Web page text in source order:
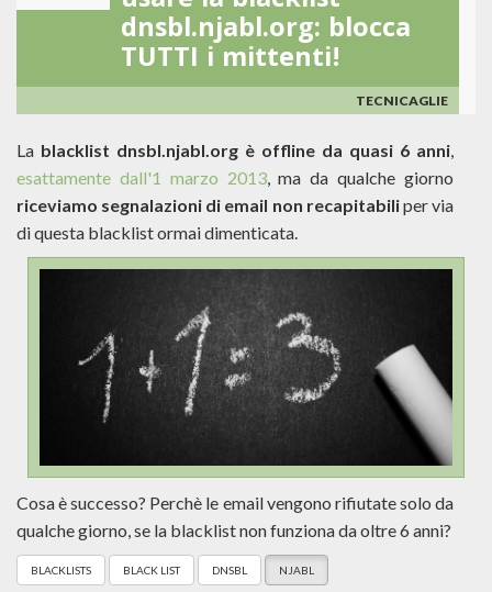
dnsbl.njabl.org: blocca
TUTTI i mittenti!
TECNICAGLIE
La blacklist dnsbl.njabl.org è offline da quasi 6 anni,
esattamente dall'1 marzo 2013, ma da qualche giorno
riceviamo segnalazioni di email non recapitabiliper via
di questa blacklist ormai dimenticata.
Cosa è successo? Perchè le email vengono rifiutate solo da
qualche giorno, se la blacklist non funziona da oltre 6 anni?
BLACKLISTS BLACK LIST DNSBL NJABL